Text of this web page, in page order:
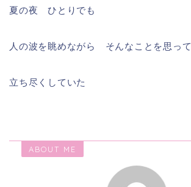
夏の夜 ひとりでも
人の波を眺めながら そんなことを思って
立ち尽くしていた
ABOUT ME